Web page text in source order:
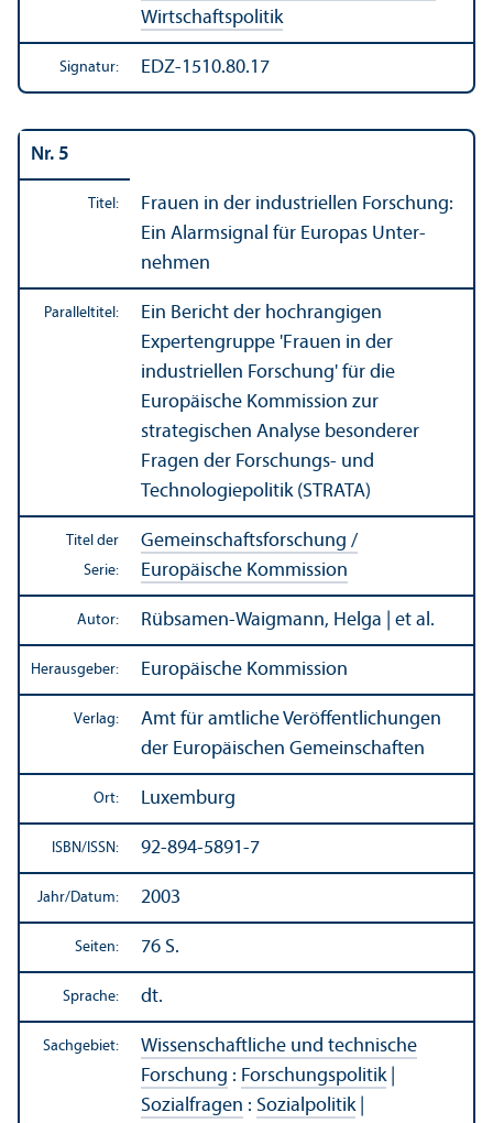
Wirtschafts­politik
Signatur: EDZ-1510.80.17
Nr. 5
Titel:
Frauen in der industriellen Forschung:
Ein Alarmsignal für Europas Unter­
nehmen
Paralleltitel:
Ein Bericht der hochrangigen
Experten­gruppe 'Frauen in der
industriellen Forschung' für die
Europäische Kommission zur
strategischen Analyse besonderer
Fragen der Forschungs- und
Technologiepolitik (STRATA)
Titel der
Serie:
Gemeinschafts­forschung /
Europäische Kommission
Autor: Rübsamen-Waigmann, Helga | et al.
Herausgeber: Europäische Kommission
Verlag:
Amt für amtliche Veröffentlichungen
der Europäischen Gemeinschaften
Ort: Luxemburg
ISBN/ ISSN: 92-894-5891-7
Jahr/Datum: 2003
Seiten: 76 S.
Sprache: dt.
Sachgebiet:
Wissenschaft­liche und technische
Forschung : Forschungs­politik|
Sozialfragen : Sozialpolitik|